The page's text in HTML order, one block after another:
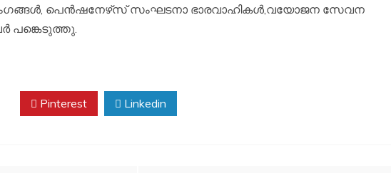
പെന്‍ഷനേഴ്‌സ് സംഘടനാ ഭാരവാഹികള്‍,വയോജന സേവന
പങ്കെടുത്തു.
Pinterest Linkedin